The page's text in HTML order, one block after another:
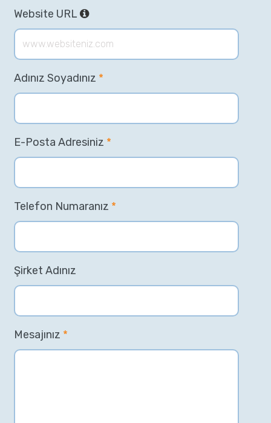
Website URL
Adınız Soyadınız *
E-Posta Adresiniz *
Telefon Numaranız *
Şirket Adınız
Mesajınız *